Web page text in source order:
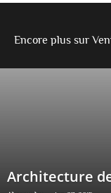
Encore plus sur
Architecture